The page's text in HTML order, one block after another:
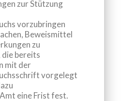
zur Stützung
vorzubringen
Beweismittel
zu
die bereits
mit der
vorgelegt
eine Frist fest.